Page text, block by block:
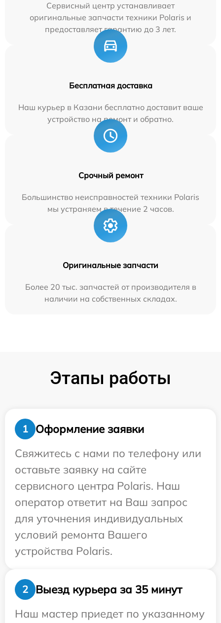
Сервисный центр устанавливает
оригинальные запчасти техники Polaris и
предоставляет гарантию до 3 лет.
Бесплатная доставка
Наш курьер в Казани бесплатно доставит ваше
устройство на ремонт и обратно.
Срочный ремонт
Большинство неисправностей техники Polaris
мы устраняем в течение 2 часов.
Оригинальные запчасти
Более 20 тыс. запчастей от производителя в
наличии на собственных складах.
Этапы работы
1
Оформление заявки
Свяжитесь с нами по телефону или
оставьте заявку на сайте
сервисного центра Polaris. Наш
оператор ответит на Ваш запрос
для уточнения индивидуальных
условий ремонта Вашего
устройства Polaris.
2
Выезд курьера за 35 минут
Наш мастер приедет по указанному